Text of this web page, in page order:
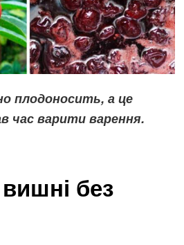
плодоносить, а це
час варити варення.
без